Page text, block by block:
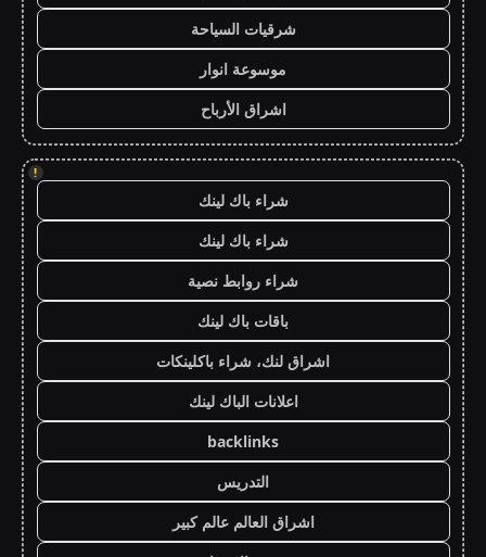
شرقيات السياحة
موسوعة انوار
اشراق الأرباح
!
شراء باك لينك
شراء باك لينك
شراء روابط نصية
باقات باك لينك
اشراق لنك، شراء باكلينكات
اعلانات الباك لينك
backlinks
التدريس
اشراق العالم عالم كبير